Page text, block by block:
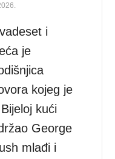
i
je
kojeg je
kući
George
mlađi i